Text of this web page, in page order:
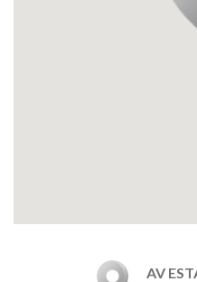
AV